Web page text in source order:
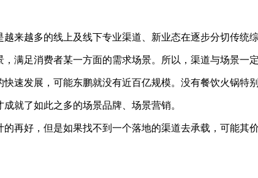
来越多的线上及线下专业渠道、新业态在逐步分切传统
满足消费者某一方面的需求场景。所以，渠道与场景一定
速发展，可能东鹏就没有近百亿规模。没有餐饮火锅特
就了如此之多的场景品牌、场景营销。
再好，但是如果找不到一个落地的渠道去承载，可能其